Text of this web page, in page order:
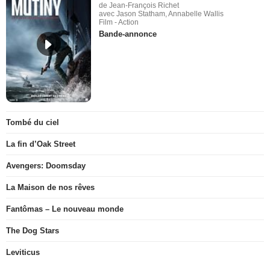
de Jean-François Richet
avec Jason Statham, Annabelle Wallis
Film - Action
Bande-annonce
Tombé du ciel
La fin d’Oak Street
Avengers: Doomsday
La Maison de nos rêves
Fantômas – Le nouveau monde
The Dog Stars
Leviticus